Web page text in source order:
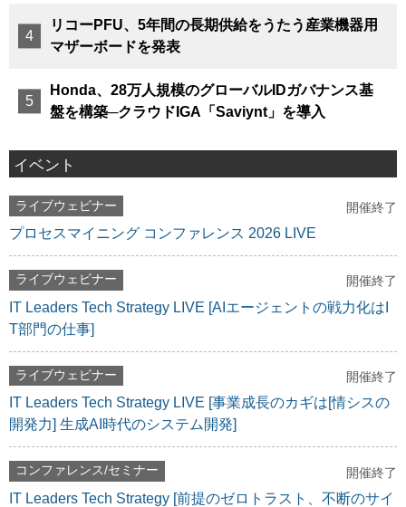
リコーPFU、5年間の長期供給をうたう産業機器用
マザーボードを発表
Honda、28万人規模のグローバルIDガバナンス基
盤を構築─クラウドIGA「Saviynt」を導入
イベント
ライブウェビナー 開催終了
プロセスマイニング コンファレンス 2026 LIVE
ライブウェビナー 開催終了
IT Leaders Tech Strategy LIVE [AIエージェントの戦力化はI
T部門の仕事]
ライブウェビナー 開催終了
IT Leaders Tech Strategy LIVE [事業成長のカギは[情シスの
開発力] 生成AI時代のシステム開発]
コンファレンス/セミナー 開催終了
IT Leaders Tech Strategy [前提のゼロトラスト、不断のサイ